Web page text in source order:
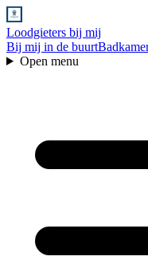
Loodgieters bij mij
Bij mij in de buurt
Open menu